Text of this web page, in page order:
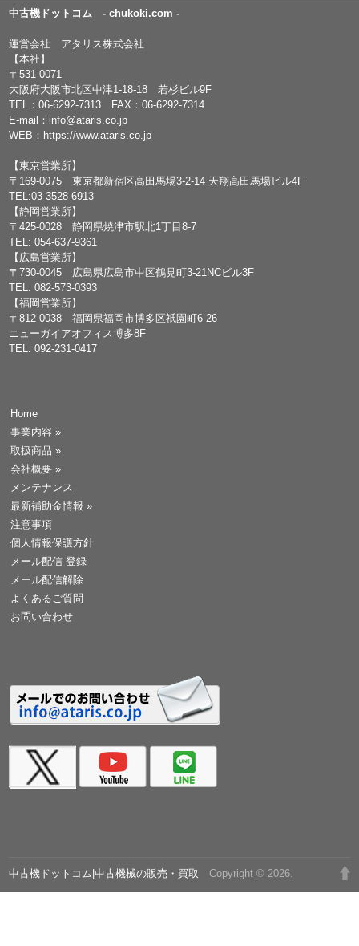
中古機ドットコム - chukoki.com -
運営会社 アタリス株式会社
【本社】
〒531-0071
大阪府大阪市北区中津1-18-18 若杉ビル9F
TEL：06-6292-7313 FAX：06-6292-7314
E-mail： info@ataris.co.jp
WEB： https://www.ataris.co.jp
【東京営業所】
〒169-0075 東京都新宿区高田馬場3-2-14 天翔高田馬場ビル4F
TEL:03-3528-6913
【静岡営業所】
〒425-0028 静岡県焼津市駅北1丁目8-7
TEL: 054-637-9361
【広島営業所】
〒730-0045 広島県広島市中区鶴見町3-21NCビル3F
TEL: 082-573-0393
【福岡営業所】
〒812-0038 福岡県福岡市博多区祇園町6-26
ニューガイアオフィス博多8F
TEL: 092-231-0417
Home
事業内容 »
取扱商品 »
会社概要 »
メンテナンス
最新補助金情報 »
注意事項
個人情報保護方針
メール配信 登録
メール配信解除
よくあるご質問
お問い合わせ
中古機ドットコム|中古機械の販売・買取 Copyright © 2026.